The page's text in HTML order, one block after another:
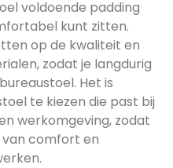
voldoende padding
kunt zitten.
op de kwaliteit en
zodat je langdurig
Het is
te kiezen die past bij
werkomgeving, zodat
comfort en